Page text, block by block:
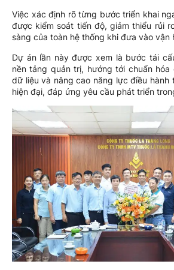
Việc xác định rõ từng bước triển khai
được kiểm soát tiến độ, giảm thiểu rủi
sàng của toàn hệ thống khi đưa vào vận
Dự án lần này được xem là bước tái
nền tảng quản trị, hướng tới chuẩn hóa
dữ liệu và nâng cao năng lực điều hành
hiện đại, đáp ứng yêu cầu phát triển